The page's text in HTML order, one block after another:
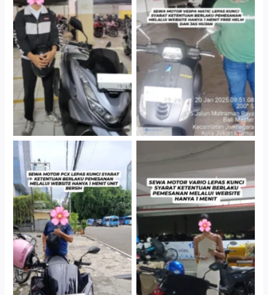
Hotel Kartika Chandra,
Jakarta Selatan
Cityplaza Jatinegara
Gedung Parkir P6A
Antar Jemput Kendaraan
Cityplaza Jatinegara
Gedung Parkir P6A